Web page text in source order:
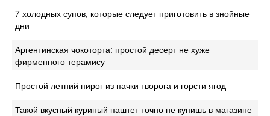
7 холодных супов, которые следует приготовить в знойные
дни
Аргентинская чокоторта: простой десерт не хуже
фирменного терамису
Простой летний пирог из пачки творога и горсти ягод
Такой вкусный куриный паштет точно не купишь в магазине